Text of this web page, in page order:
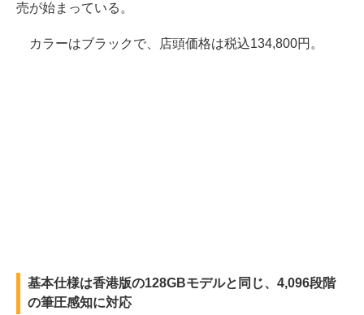
売が始まっている。
カラーはブラックで、店頭価格は税込134,800円。
基本仕様は香港版の128GBモデルと同じ、4,096段階
の筆圧感知に対応